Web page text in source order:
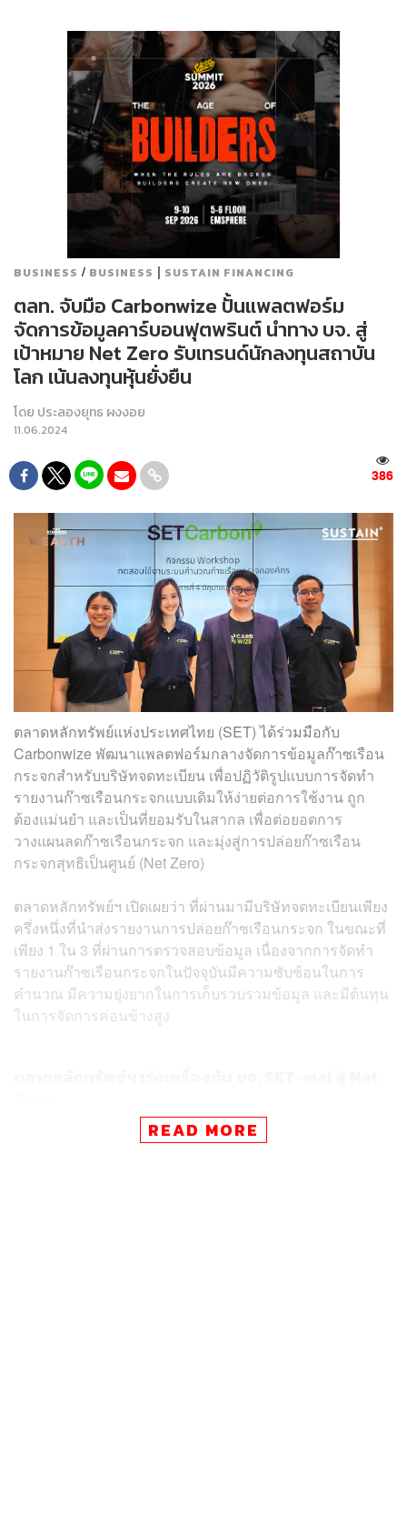
BUSINESS / BUSINESS | SUSTAIN FINANCING
ตลท. จับมือ Carbonwize ปั้นแพลตฟอร์ม
จัดการข้อมูลคาร์บอนฟุตพรินต์ นำทาง บจ. สู่
เป้าหมาย Net Zero รับเทรนด์นักลงทุนสถาบัน
โลก เน้นลงทุนหุ้นยั่งยืน
โดย ประลองยุทธ ผงงอย
11.06.2024
386
ตลาดหลักทรัพย์แห่งประเทศไทย (SET) ได้ร่วมมือกับ
Carbonwize พัฒนาแพลตฟอร์มกลางจัดการข้อมูลก๊าซเรือน
กระจกสำหรับบริษัทจดทะเบียน เพื่อปฏิวัติรูปแบบการจัดทำ
รายงานก๊าซเรือนกระจกแบบเดิมให้ง่ายต่อการใช้งาน ถูก
ต้องแม่นยำ และเป็นที่ยอมรับในสากล เพื่อต่อยอดการ
วางแผนลดก๊าซเรือนกระจก และมุ่งสู่การปล่อยก๊าซเรือน
กระจกสุทธิเป็นศูนย์ (Net Zero)
ตลาดหลักทรัพย์ฯ เปิดเผยว่า ที่ผ่านมามีบริษัทจดทะเบียนเพียง
ครึ่งหนึ่งที่นำส่งรายงานการปล่อยก๊าซเรือนกระจก ในขณะที่
เพียง 1 ใน 3 ที่ผ่านการตรวจสอบข้อมูล เนื่องจากการจัดทำ
รายงานก๊าซเรือนกระจกในปัจจุบันมีความซับซ้อนในการ
คำนวณ มีความยุ่งยากในการเก็บรวบรวมข้อมูล และมีต้นทุน
ในการจัดการค่อนข้างสูง
READ MORE